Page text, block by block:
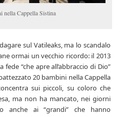
nella Cappella Sistina
sul Vatileaks, ma lo scandalo
ormai un vecchio ricordo: il 2013
fede “che apre all’abbraccio di Dio”
20 bambini nella Cappella
sui piccoli, su coloro che
ma non ha mancato, nei giorni
anche ai “grandi” che hanno